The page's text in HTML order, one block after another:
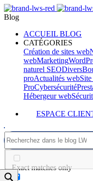
Blog
ACCUEIL BLOG
CATÉGORIES
Création de sites web
webMarketing
naturel SEODivers
proActualités web
ProCybersécurité
Hébergeur web
ESPACE
Exact matches only